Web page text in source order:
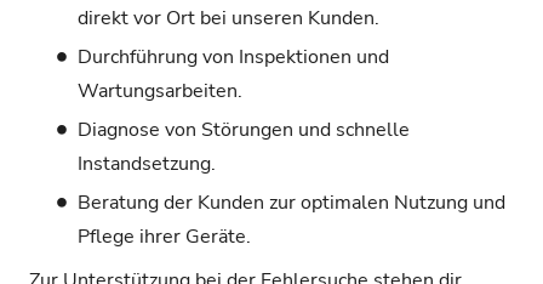
direkt vor Ort bei unseren Kunden.
Durchführung von Inspektionen und
Wartungsarbeiten.
Diagnose von Störungen und schnelle
Instandsetzung.
Beratung der Kunden zur optimalen Nutzung und
Pflege ihrer Geräte.